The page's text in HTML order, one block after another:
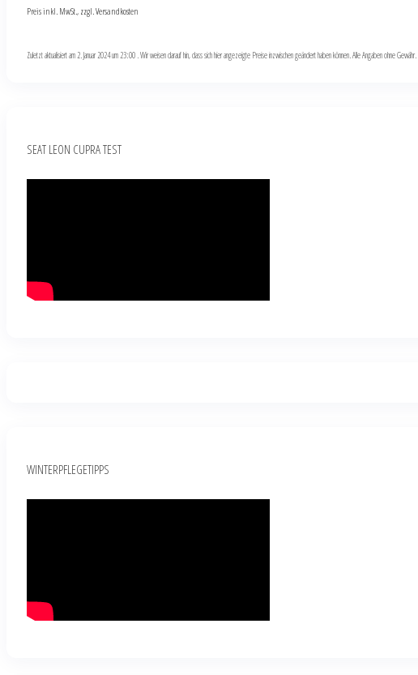
Preis inkl. MwSt., zzgl. Versandkosten
Zuletzt aktualisiert am 2. Januar 2024 um 23:00 . Wir weisen darauf hin, dass sich hier angezeigte Preise inzwischen geändert haben können. Alle Angaben ohne Gewähr.
SEAT LEON CUPRA TEST
WINTERPFLEGETIPPS